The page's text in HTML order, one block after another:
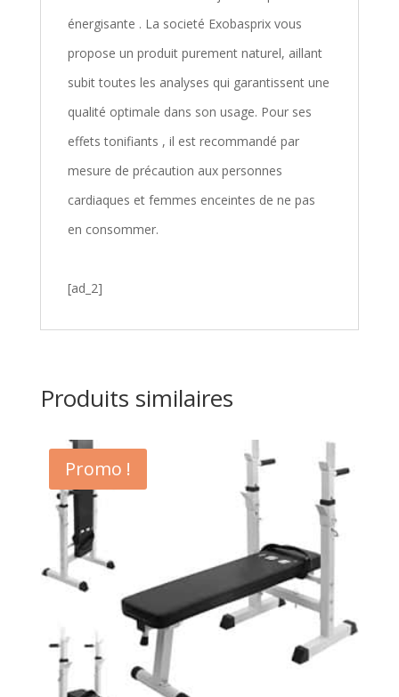
énergisante . La societé Exobasprix vous
propose un produit purement naturel, aillant
subit toutes les analyses qui garantissent une
qualité optimale dans son usage. Pour ses
effets tonifiants , il est recommandé par
mesure de précaution aux personnes
cardiaques et femmes enceintes de ne pas
en consommer.
[ad_2]
Produits similaires
Promo !